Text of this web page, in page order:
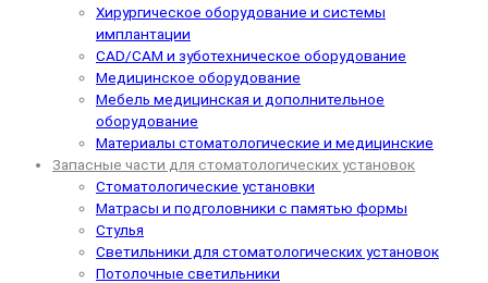
Хирургическое оборудование и системы
имплантации
CAD/CAM и зуботехническое оборудование
Медицинское оборудование
Мебель медицинская и дополнительное
оборудование
Материалы стоматологические и медицинские
Запасные части для стоматологических установок
Стоматологические установки
Матрасы и подголовники с памятью формы
Стулья
Светильники для стоматологических установок
Потолочные светильники